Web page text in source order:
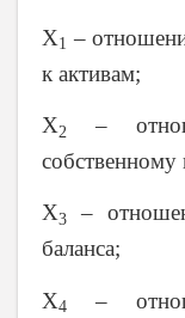
Х1 –
к активам;
Х2
–
собственному
Х3
–
баланса;
Х4
–